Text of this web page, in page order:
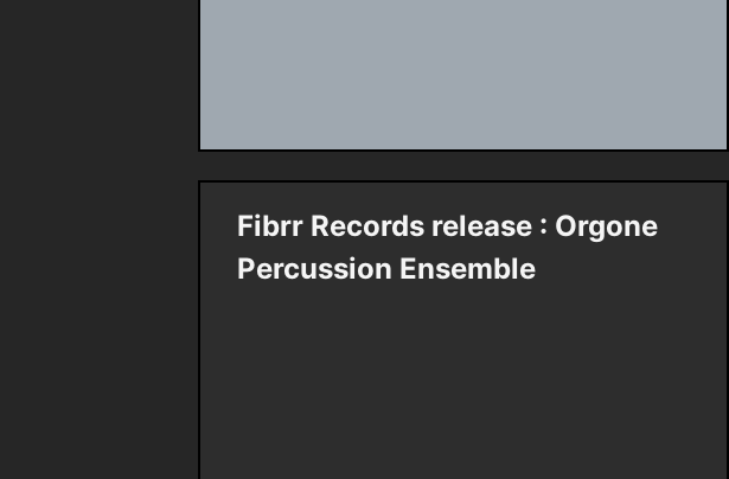
Fibrr Records release : Orgone
Percussion Ensemble